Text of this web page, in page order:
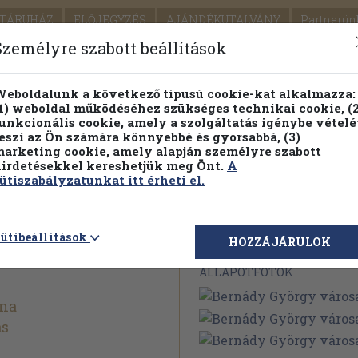
ELŐJEGYZÉS AJÁNDÉKUTALVÁNY
SEGÍTSÉG
PILLANATNYI ÁRAINK FENNTARTHATÓ
Részletes kereső Témaköri fa
Megvásárolható
ÁLLAPOTFOTÓK
szabott beállítások
a következő típusú cookie-kat alkalmazza:
weboldal működéséhez szükséges technikai cookie,
cookie, amely a szolgáltatás igénybe
az Ön számára könnyebbé és gyorsabbá, (3)
cookie, amely alapján személyre szabott
kereshetjük meg Önt. A
itt érheti el.
HOZZÁJÁRULOK